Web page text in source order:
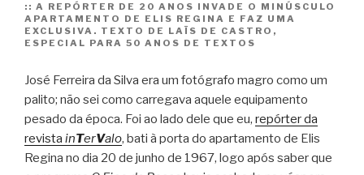
:: A REPÓRTER DE 20 ANOS INVADE O MINÚSCULO
APARTAMENTO DE ELIS REGINA E FAZ UMA
EXCLUSIVA. TEXTO DE LAÏS DE CASTRO,
ESPECIAL PARA 50 ANOS DE TEXTOS
José Ferreira da Silva era um fotógrafo magro como um
palito; não sei como carregava aquele equipamento
pesado da época. Foi ao lado dele que eu, repórter da
revista inTerValo, bati à porta do apartamento de Elis
Regina no dia 20 de junho de 1967, logo após saber que